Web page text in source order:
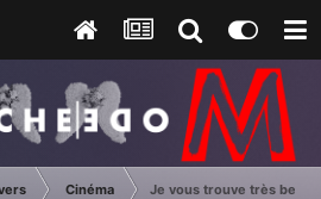
Cinéma Je vous trouve très beau